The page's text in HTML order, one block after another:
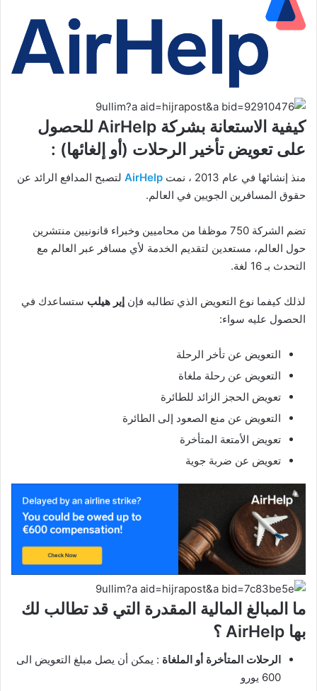
كيفية الاستعانة بشركة AirHelp للحصول
على تعويض تأخير الرحلات (أو إلغائها) :
منذ إنشائها في عام 2013 ، نمت AirHelp لتصبح المدافع الرائد عن
حقوق المسافرين الجويين في العالم.
تضم الشركة 750 موظفا من محاميين وخبراء قانونيين منتشرين
حول العالم، مستعدين لتقديم الخدمة لأي مسافر عبر العالم مع
التحدث بـ 16 لغة.
لذلك كيفما نوع التعويض الذي تطالبه فإن إير هيلب ستساعدك في
الحصول عليه سواء:
التعويض عن تأخر الرحلة
التعويض عن رحلة ملغاة
تعويض الحجز الزائد للطائرة
التعويض عن منع الصعود إلى الطائرة
تعويض الأمتعة المتأخرة
تعويض عن ضربة جوية
ما المبالغ المالية المقدرة التي قد تطالب لك
بها AirHelp ؟
الرحلات المتأخرة أو الملغاة : يمكن أن يصل مبلغ التعويض الى
600 يورو